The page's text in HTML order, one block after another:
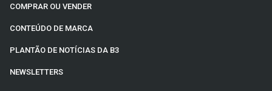
COMPRAR OU VENDER
CONTEÚDO DE MARCA
PLANTÃO DE NOTÍCIAS DA B3
NEWSLETTERS